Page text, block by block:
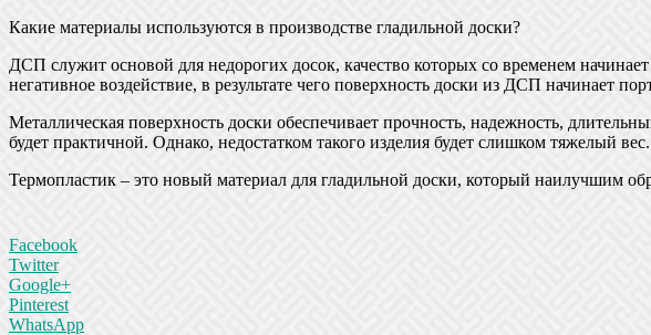
Какие материалы используются в производстве гладильной доски?
ДСП служит основой для недорогих досок, качество которых со временем
негативное воздействие, в результате чего поверхность доски из ДСП начинает
Металлическая поверхность доски обеспечивает прочность, надежность,
будет практичной. Однако, недостатком такого изделия будет слишком тяжелый вес.
Термопластик – это новый материал для гладильной доски, который наилучшим
Facebook
Twitter
Google+
Pinterest
WhatsApp